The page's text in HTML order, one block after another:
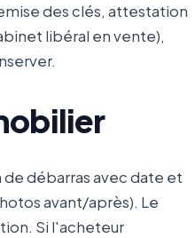
des clés, attestation
libéral en vente),
débarras avec date et
avant/après). Le
Si l'acheteur